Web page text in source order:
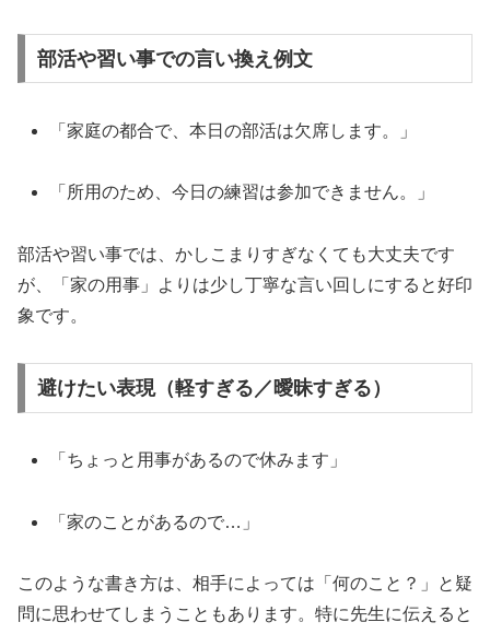
部活や習い事での言い換え例文
「家庭の都合で、本日の部活は欠席します。」
「所用のため、今日の練習は参加できません。」
部活や習い事では、かしこまりすぎなくても大丈夫です
が、「家の用事」よりは少し丁寧な言い回しにすると好印
象です。
避けたい表現（軽すぎる／曖昧すぎる）
「ちょっと用事があるので休みます」
「家のことがあるので…」
このような書き方は、相手によっては「何のこと？」と疑
問に思わせてしまうこともあります。特に先生に伝えると